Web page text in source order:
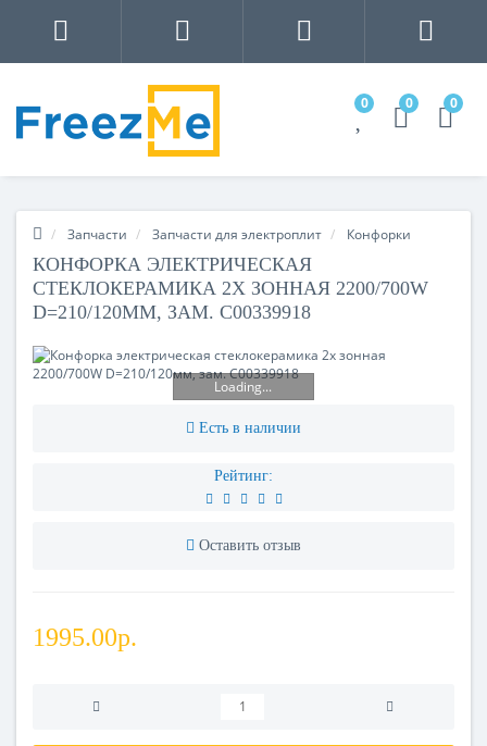
0 0 0
Запчасти Запчасти для электроплит Конфорки
КОНФОРКА ЭЛЕКТРИЧЕСКАЯ
СТЕКЛОКЕРАМИКА 2Х ЗОННАЯ 2200/700W
D=210/120ММ, ЗАМ. C00339918
Loading...
Есть в наличии
Рейтинг:
Оставить отзыв
1995.00р.